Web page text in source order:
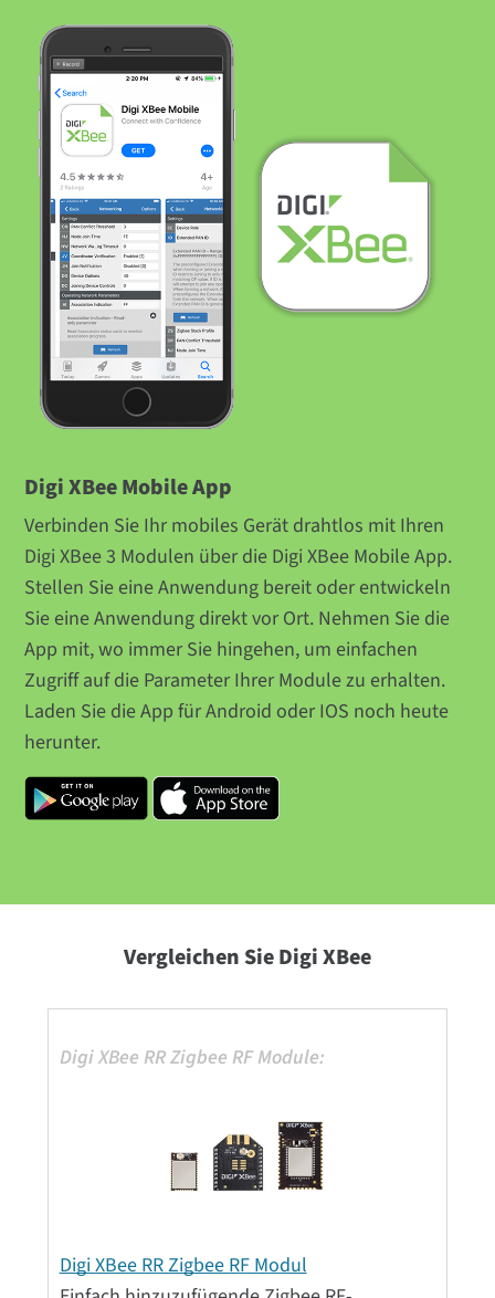
Digi XBee Mobile App
Verbinden Sie Ihr mobiles Gerät drahtlos mit Ihren
Digi XBee 3 Modulen über die Digi XBee Mobile App.
Stellen Sie eine Anwendung bereit oder entwickeln
Sie eine Anwendung direkt vor Ort. Nehmen Sie die
App mit, wo immer Sie hingehen, um einfachen
Zugriff auf die Parameter Ihrer Module zu erhalten.
Laden Sie die App für Android oder IOS noch heute
herunter.
Vergleichen Sie Digi XBee
Digi XBee RR Zigbee RF Modul